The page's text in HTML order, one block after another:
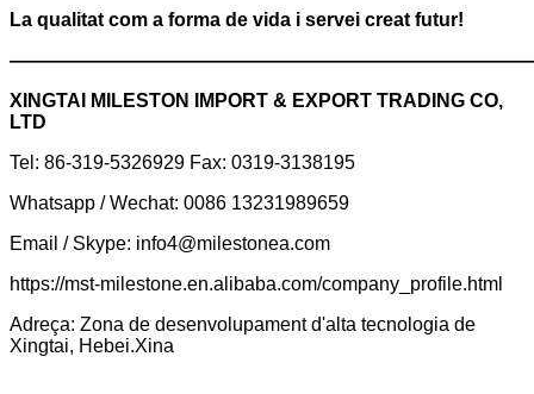
La qualitat com a forma de vida i servei creat futur!
XINGTAI MILESTON IMPORT & EXPORT TRADING CO,
LTD
Tel: 86-319-5326929 Fax: 0319-3138195
Whatsapp / Wechat: 0086 13231989659
Email / Skype: info4@milestonea.com
https://mst-milestone.en.alibaba.com/company_profile.html
Adreça: Zona de desenvolupament d'alta tecnologia de
Xingtai, Hebei.Xina